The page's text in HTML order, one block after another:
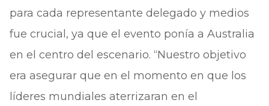
para cada representante delegado y medios
fue crucial, ya que el evento ponía a Australia
en el centro del escenario. “Nuestro objetivo
era asegurar que en el momento en que los
líderes mundiales aterrizaran en el